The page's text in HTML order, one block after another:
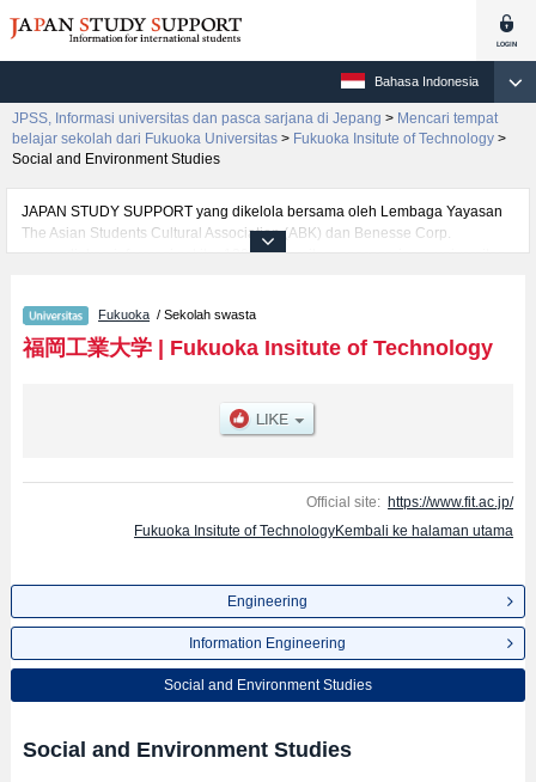
Bahasa Indonesia
JPSS, Informasi universitas dan pasca sarjana di Jepang > Mencari tempat
belajar sekolah dari Fukuoka Universitas > Fukuoka Insitute of Technology >
Social and Environment Studies
JAPAN STUDY SUPPORT yang dikelola bersama oleh Lembaga Yayasan
The Asian Students Cultural Association (ABK) dan Benesse Corp.
menyediakan informasi sekitar 1300 universitas, pascasarjana, universitas
mencakup informasi per fakultas seperti Fakultas EngineeringatauFakultas
Information EngineeringatauFakultas Social and Environment Studies, serta
berbagai informasi yang berguna bagi mahasiswa(i) mancanegara seperti
mahasiswa(i) mancanegara, informasi mengenai ujian masuk, prasarana
kampus, akses jalan, dan lainnya. Silakan memanfaatkannya.
Fukuoka / Sekolah swasta
福岡工業大学| Fukuoka Insitute of Technology
Official site: https://www.fit.ac.jp/
Fukuoka Insitute of TechnologyKembali ke halaman utama
Engineering
Information Engineering
Social and Environment Studies
Social and Environment Studies